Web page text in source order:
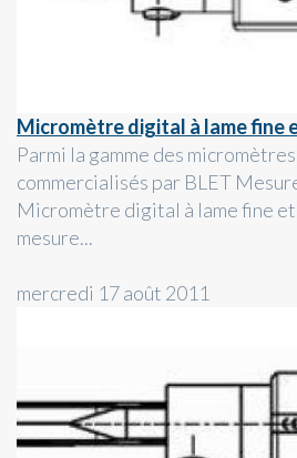
Micromètre digital à lame fine
Parmi la gamme des
commercialisés par BLET
Micromètre digital à lame fine
mesure...
mercredi 17 août 2011